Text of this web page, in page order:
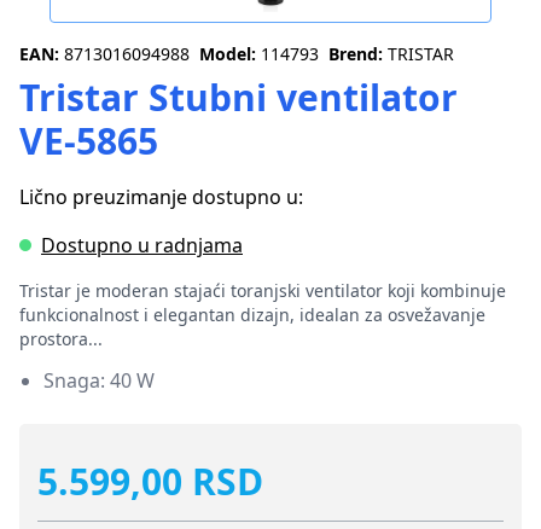
EAN: 8713016094988 Model: 114793 Brend: TRISTAR
Tristar Stubni ventilator
VE-5865
Lično preuzimanje dostupno u:
Dostupno u radnjama
Tristar je moderan stajaći toranjski ventilator koji kombinuje
funkcionalnost i elegantan dizajn, idealan za osvežavanje
prostora...
Snaga: 40 W
5.599,00 RSD